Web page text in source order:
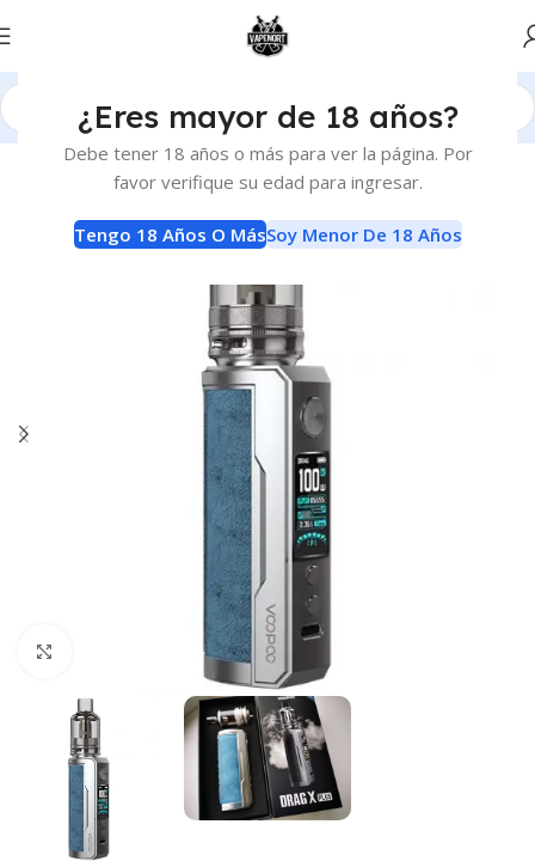
¿Eres mayor de 18 años?
Debe tener 18 años o más para ver la página. Por
favor verifique su edad para ingresar.
Tengo 18 Años O MásSoy Menor De 18 Años
Inicio Vaporizadores Kits Avanzados
Haga clic para ampliar